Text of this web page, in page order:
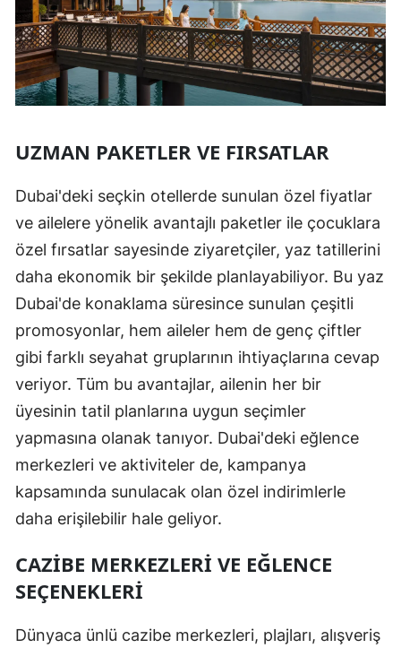
UZMAN PAKETLER VE FIRSATLAR
Dubai'deki seçkin otellerde sunulan özel fiyatlar
ve ailelere yönelik avantajlı paketler ile çocuklara
özel fırsatlar sayesinde ziyaretçiler, yaz tatillerini
daha ekonomik bir şekilde planlayabiliyor. Bu yaz
Dubai'de konaklama süresince sunulan çeşitli
promosyonlar, hem aileler hem de genç çiftler
gibi farklı seyahat gruplarının ihtiyaçlarına cevap
veriyor. Tüm bu avantajlar, ailenin her bir
üyesinin tatil planlarına uygun seçimler
yapmasına olanak tanıyor. Dubai'deki eğlence
merkezleri ve aktiviteler de, kampanya
kapsamında sunulacak olan özel indirimlerle
daha erişilebilir hale geliyor.
CAZIBE MERKEZLERI VE EĞLENCE
SEÇENEKLERI
Dünyaca ünlü cazibe merkezleri, plajları, alışveriş